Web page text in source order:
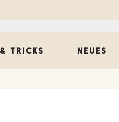
TRICKS NEUES